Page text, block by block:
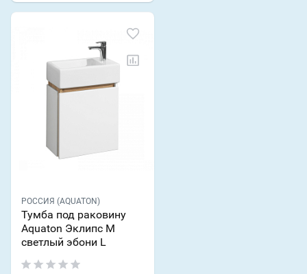
РОССИЯ (AQUATON)
Тумба под раковину
Aquaton Эклипс М
светлый эбони L